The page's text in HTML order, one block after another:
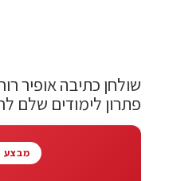
פתרון לימודים שלם
מבצע